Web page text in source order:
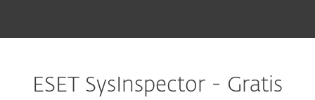
ESET SysInspector - Gratis